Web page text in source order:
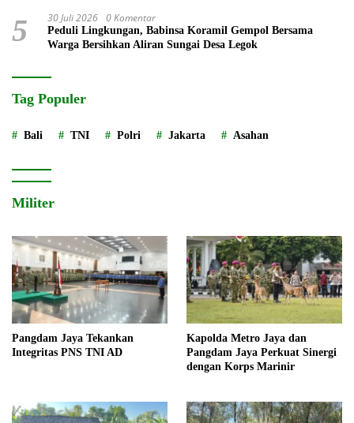
5 30 Juli 2026 0 Komentar
Peduli Lingkungan, Babinsa Koramil Gempol Bersama
Warga Bersihkan Aliran Sungai Desa Legok
Tag Populer
Bali TNI Polri Jakarta Asahan
Militer
Pangdam Jaya Tekankan
Integritas PNS TNI AD
Kapolda Metro Jaya dan
Pangdam Jaya Perkuat Sinergi
dengan Korps Marinir